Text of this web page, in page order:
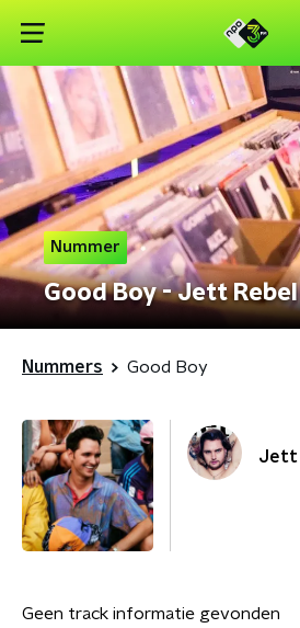
Nummer
Good Boy - Jett Rebel
Nummers Good Boy
Jett
Geen track informatie gevonden